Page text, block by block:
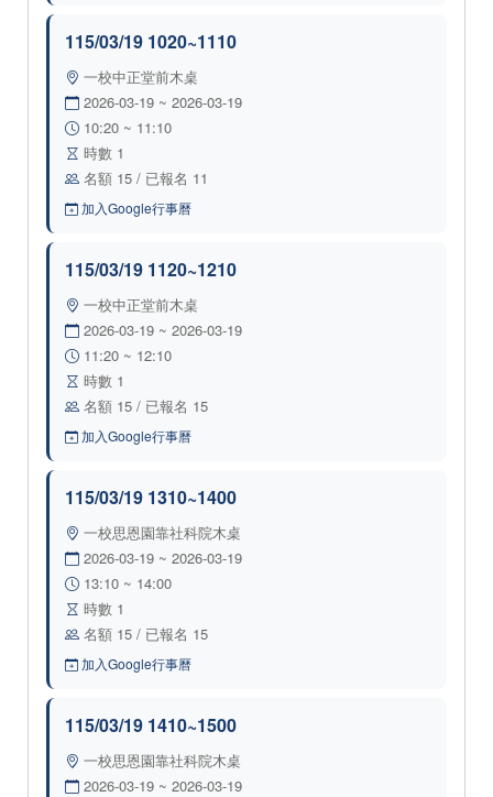
115/03/19 1020~1110
一校中正堂前木桌
2026-03-19 ~ 2026-03-19
10:20 ~ 11:10
時數 1
名額 15 / 已報名 11
加入Google行事曆
115/03/19 1120~1210
一校中正堂前木桌
2026-03-19 ~ 2026-03-19
11:20 ~ 12:10
時數 1
名額 15 / 已報名 15
加入Google行事曆
115/03/19 1310~1400
一校思恩園靠社科院木桌
2026-03-19 ~ 2026-03-19
13:10 ~ 14:00
時數 1
名額 15 / 已報名 15
加入Google行事曆
115/03/19 1410~1500
一校思恩園靠社科院木桌
2026-03-19 ~ 2026-03-19